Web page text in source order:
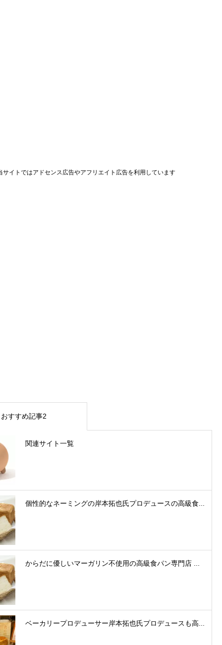
サイトではアドセンス広告やアフリエイト広告を利用しています
おすすめ記事2
関連サイト一覧
個性的なネーミングの岸本拓也氏プロデュースの高級食...
からだに優しいマーガリン不使用の高級食パン専門店 ...
ベーカリープロデューサー岸本拓也氏プロデュースも高...